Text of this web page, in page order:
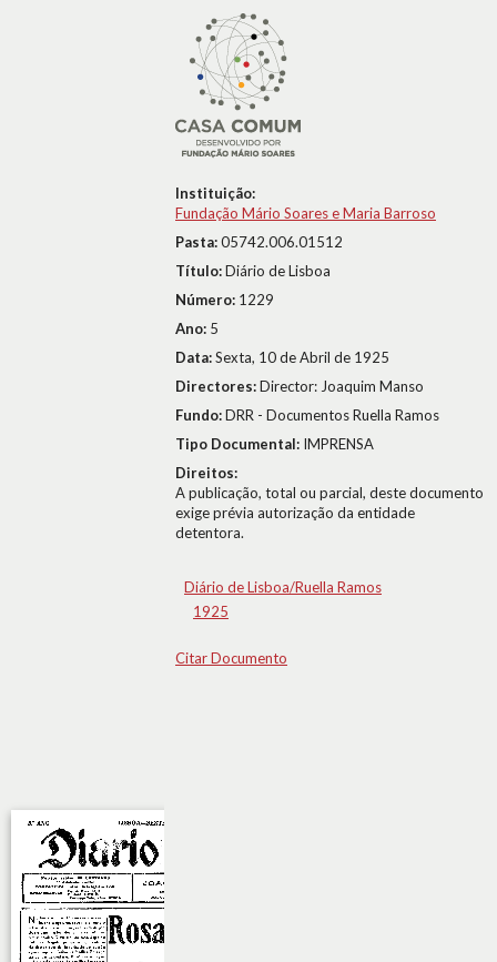
Instituição:
Fundação Mário Soares e Maria Barroso
Pasta:05742.006.01512
Título:Diário de Lisboa
Número: 1229
Ano: 5
Data:Sexta, 10 de Abril de 1925
Directores:Director: Joaquim Manso
Fundo:DRR - Documentos Ruella Ramos
Tipo Documental: IMPRENSA
Direitos:
A publicação, total ou parcial, deste documento
exige prévia autorização da entidade
detentora.
Diário de Lisboa/Ruella Ramos
1925
Citar Documento